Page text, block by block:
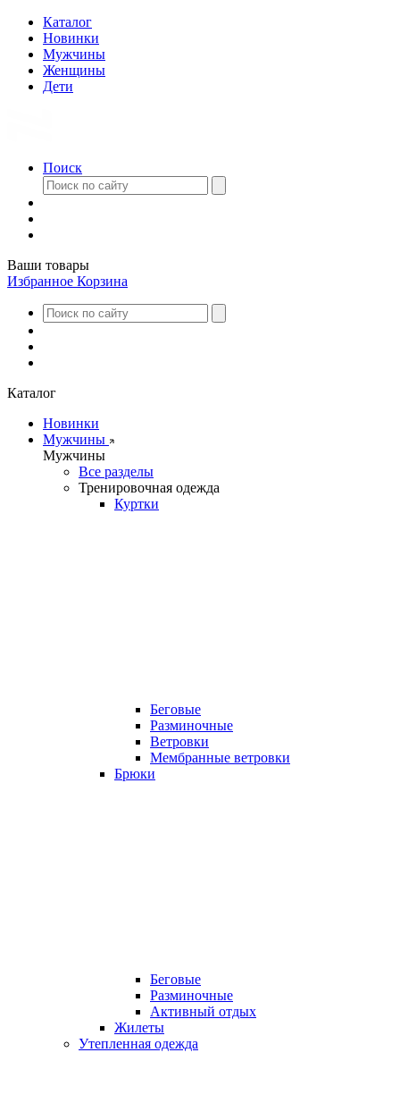
Каталог
Новинки
Мужчины
Женщины
Дети
Поиск
Ваши товары
Избранное Корзина
Каталог
Новинки
Мужчины
Мужчины
Все разделы
Тренировочная одежда
Куртки
Беговые
Разминочные
Ветровки
Мембранные ветровки
Брюки
Беговые
Разминочные
Активный отдых
Жилеты
Утепленная одежда